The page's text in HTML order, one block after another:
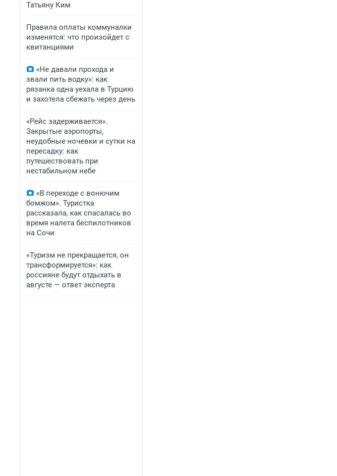
Татьяну Ким
Правила оплаты коммуналки
изменятся: что произойдет с
квитанциями
«Не давали прохода и
звали пить водку»: как
рязанка одна уехала в Турцию
и захотела сбежать через день
«Рейс задерживается».
Закрытые аэропорты,
неудобные ночевки и сутки на
пересадку: как
путешествовать при
нестабильном небе
«В переходе с вонючим
бомжом». Туристка
рассказала, как спасалась во
время налета беспилотников
на Сочи
«Туризм не прекращается, он
трансформируется»: как
россияне будут отдыхать в
августе — ответ эксперта